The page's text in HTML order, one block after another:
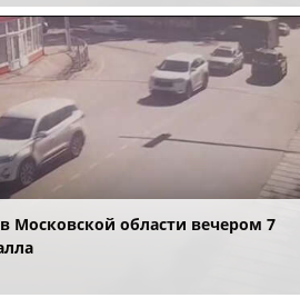
Московской области вечером 7